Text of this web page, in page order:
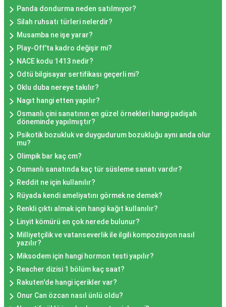
Panda dondurma neden satılmıyor?
Silah ruhsatı türleri nelerdir?
Musamba ne işe yarar?
Play-Off'ta kadro değişir mi?
NACE kodu 1413 nedir?
Odtü bilgisayar sertifikası geçerli mi?
Oklu duba nereye takılır?
Nagıt hangi etten yapılır?
Osmanlı çini sanatının en güzel örnekleri hangi padişah
döneminde yapılmıştır?
Psikotik bozukluk ve duygudurum bozukluğu aynı anda olur
mu?
Olimpik bar kaç cm?
Osmanlı sanatında kaç tür süsleme sanatı vardır?
Reddit ne için kullanılır?
Rüyada kendi ameliyatını görmek ne demek?
Renkli çıktı almak için hangi kağıt kullanılır?
Linyit kömürü en çok nerede bulunur?
Milliyetçilik ve vatanseverlik ile ilgili kompozisyon nasıl
yazılır?
Miksodem için hangi hormon testi yapılır?
Reacher dizisi 1 bölüm kaç saat?
Rakuten'de hangi içerikler var?
Onur Can özcan nasıl ünlü oldu?